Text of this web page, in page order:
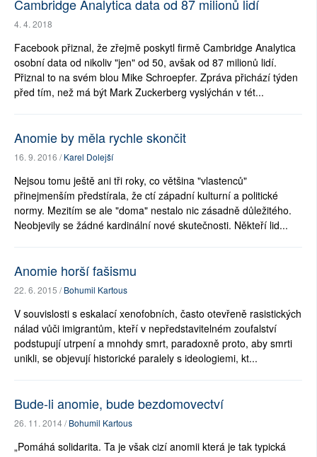
Cambridge Analytica data od 87 milionů lidí
4. 4. 2018
Facebook přiznal, že zřejmě poskytl firmě Cambridge Analytica
osobní data od nikoliv "jen" od 50, avšak od 87 milionů lidí.
Přiznal to na svém blou Mike Schroepfer. Zpráva přichází týden
před tím, než má být Mark Zuckerberg vyslýchán v tét...
Anomie by měla rychle skončit
16. 9. 2016 /Karel Dolejší
Nejsou tomu ještě ani tři roky, co většina "vlastenců"
přinejmenším předstírala, že ctí západní kulturní a politické
normy. Mezitím se ale "doma" nestalo nic zásadně důležitého.
Neobjevily se žádné kardinální nové skutečnosti. Někteří lid...
Anomie horší fašismu
22. 6. 2015 /Bohumil Kartous
V souvislosti s eskalací xenofobních, často otevřeně rasistických
nálad vůči imigrantům, kteří v nepředstavitelném zoufalství
podstupují utrpení a mnohdy smrt, paradoxně proto, aby smrti
unikli, se objevují historické paralely s ideologiemi, kt...
Bude-li anomie, bude bezdomovectví
26. 11. 2014 /Bohumil Kartous
„Pomáhá solidarita. Ta je však cizí anomii která je tak typická